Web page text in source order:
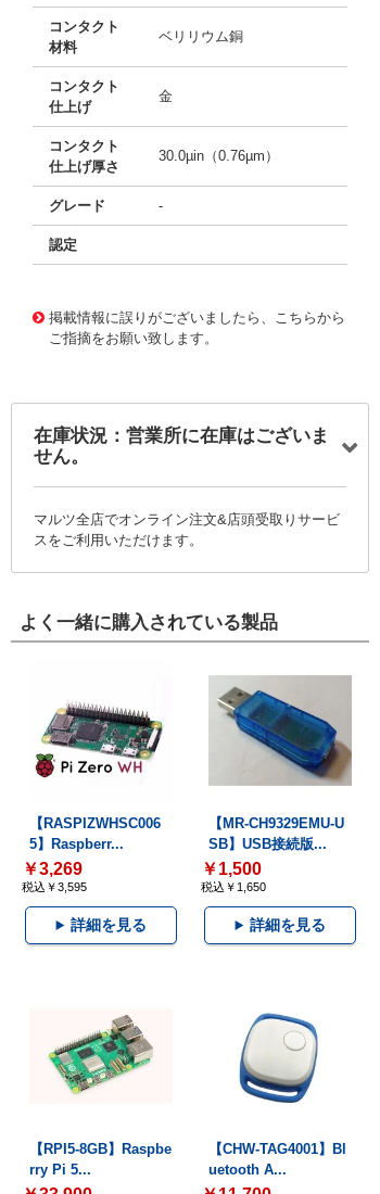
コンタクト
材料
ベリリウム銅
コンタクト
仕上げ
金
コンタクト
仕上げ厚さ
30.0µin（0.76µm）
グレード -
認定
掲載情報に誤りがございましたら、こちらから
ご指摘をお願い致します。
在庫状況：営業所に在庫はございま
せん。
マルツ全店でオンライン注文&店頭受取りサービ
スをご利用いただけます。
よく一緒に購入されている製品
【RASPIZWHSC006
5】Raspberr...
￥3,269
税込￥3,595
詳細を見る
【MR-CH9329EMU-U
SB】USB接続版...
￥1,500
税込￥1,650
詳細を見る
【RPI5-8GB】Raspbe
rry Pi 5...
【CHW-TAG4001】Bl
uetooth A...